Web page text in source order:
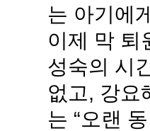
는 아기에
이제 막 퇴
성숙의 시
없고, 강요
는 “오랜